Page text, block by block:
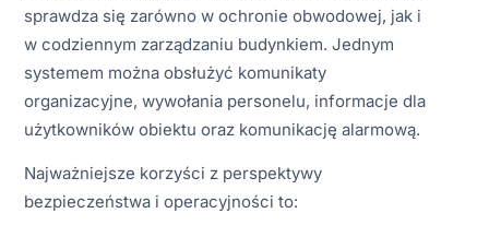
sprawdza się zarówno w ochronie obwodowej, jak i
w codziennym zarządzaniu budynkiem. Jednym
systemem można obsłużyć komunikaty
organizacyjne, wywołania personelu, informacje dla
użytkowników obiektu oraz komunikację alarmową.
Najważniejsze korzyści z perspektywy
bezpieczeństwa i operacyjności to: